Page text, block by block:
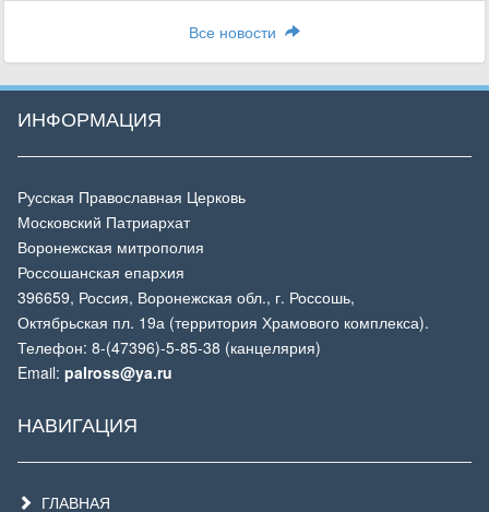
Все новости
ИНФОРМАЦИЯ
Русская Православная Церковь
Московский Патриархат
Воронежская митрополия
Россошанская епархия
396659, Россия, Воронежская обл., г. Россошь,
Октябрьская пл. 19а (территория Храмового комплекса).
Телефон: 8-(47396)-5-85-38 (канцелярия)
Email: palross@ya.ru
НАВИГАЦИЯ
ГЛАВНАЯ